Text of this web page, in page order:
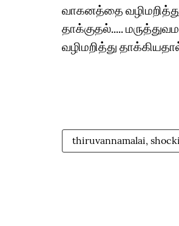
வாகனத்தை
தாக்குதல்.....
வழிமறித்து தாக்கியதால்
thiruvannamalai,